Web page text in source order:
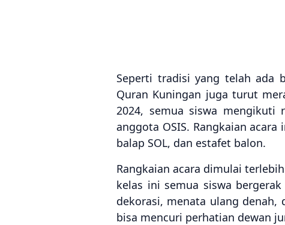
Seperti tradisi yang telah ada
Quran Kuningan juga turut
2024, semua siswa mengikuti
anggota OSIS. Rangkaian
balap SOL, dan estafet balon.
Rangkaian acara dimulai
kelas ini semua siswa
dekorasi, menata ulang
bisa mencuri perhatian dewan